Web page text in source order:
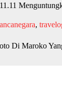
,
Di Maroko